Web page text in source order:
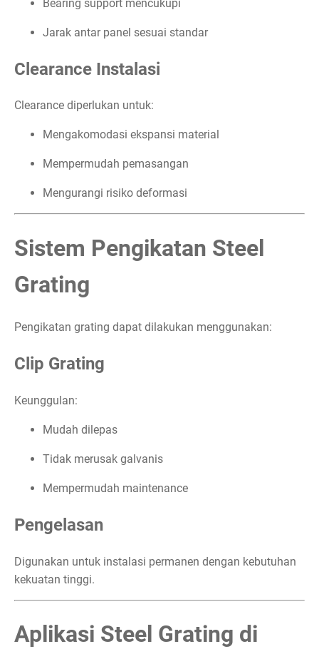
Bearing support mencukupi
Jarak antar panel sesuai standar
Clearance Instalasi
Clearance diperlukan untuk:
Mengakomodasi ekspansi material
Mempermudah pemasangan
Mengurangi risiko deformasi
Sistem Pengikatan Steel
Grating
Pengikatan grating dapat dilakukan menggunakan:
Clip Grating
Keunggulan:
Mudah dilepas
Tidak merusak galvanis
Mempermudah maintenance
Pengelasan
Digunakan untuk instalasi permanen dengan kebutuhan
kekuatan tinggi.
Aplikasi Steel Grating di